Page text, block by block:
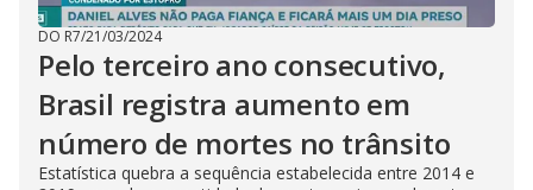
DO R7/21/03/2024
Pelo terceiro ano consecutivo,
Brasil registra aumento em
número de mortes no trânsito
Estatística quebra a sequência estabelecida entre 2014 e